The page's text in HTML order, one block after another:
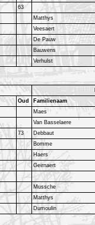
63
Matthys
Veesaert
De Pauw
Bauwens
Verhulst
Oud Familienaam
Maes
Van Basselaere
73 Debbaut
Bomme
Haers
Geirnaert
Mussche
Matthys
Dumoulin